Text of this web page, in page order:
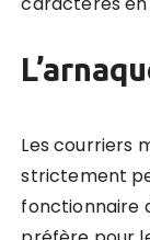
Les courriers
strictement
fonctionnaire